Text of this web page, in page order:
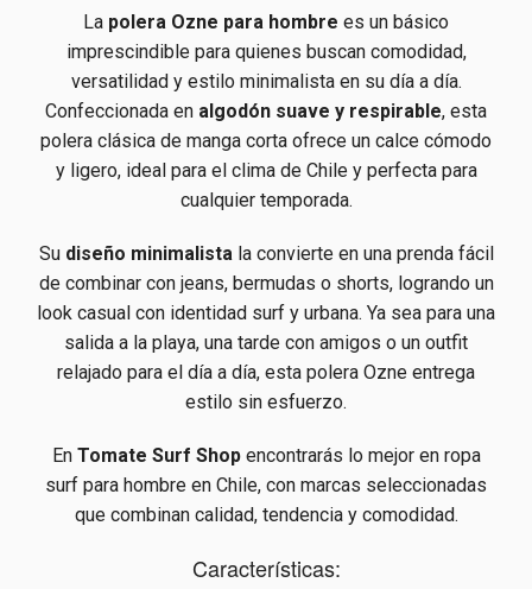
La polera Ozne para hombre es un básico
imprescindible para quienes buscan comodidad,
versatilidad y estilo minimalista en su día a día.
Confeccionada en algodón suave y respirable, esta
polera clásica de manga corta ofrece un calce cómodo
y ligero, ideal para el clima de Chile y perfecta para
cualquier temporada.
Su diseño minimalistala convierte en una prenda fácil
de combinar con jeans, bermudas o shorts, logrando un
look casual con identidad surf y urbana. Ya sea para una
salida a la playa, una tarde con amigos o un outfit
relajado para el día a día, esta polera Ozne entrega
estilo sin esfuerzo.
En Tomate Surf Shopencontrarás lo mejor en ropa
surf para hombre en Chile, con marcas seleccionadas
que combinan calidad, tendencia y comodidad.
Características: